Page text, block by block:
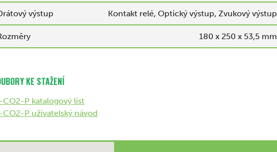
výstup Kontakt relé, Optický výstup, Zvukový výstup
180 x 250 x 53,5 mm
KE STAŽENÍ
CO2-P katalogový list
CO2-P uživatelský návod